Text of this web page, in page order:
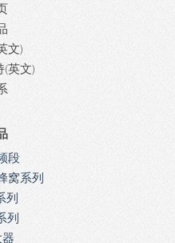
文)
(英文)
段
窝系列
列
列